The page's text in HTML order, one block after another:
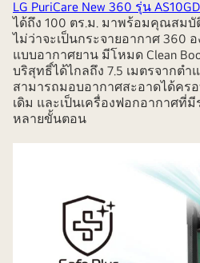
LG PuriCare New 360 รุ่น
ได้ถึง 100 ตร.ม. มาพร้อมคุณสม
ไม่ว่าจะเป็นกระจายอากาศ 360
แบบอากาศยาน มีโหมด Clean
บริสุทธิ์ได้ไกลถึง 7.5 เมตรจากตำ
สามารถมอบอากาศสะอาดได้ค
เดิม และเป็นเครื่องฟอกอากาศที่
หลายขั้นตอน